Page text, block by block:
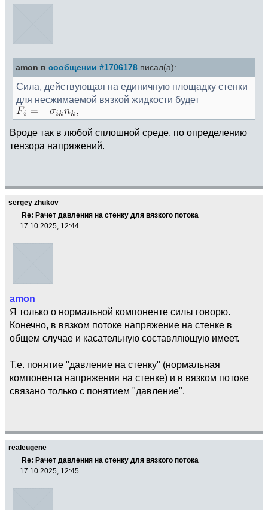
amon в сообщении #1706178 писал(а):
Сила, действующая на единичную площадку стенки
для несжимаемой вязкой жидкости будет
Вроде так в любой сплошной среде, по определению
тензора напряжений.
sergey zhukov
Re: Рачет давления на стенку для вязкого потока
17.10.2025, 12:44
amon
Я только о нормальной компоненте силы говорю.
Конечно, в вязком потоке напряжение на стенке в
общем случае и касательную составляющую имеет.
Т.е. понятие "давление на стенку" (нормальная
компонента напряжения на стенке) и в вязком потоке
связано только с понятием "давление".
realeugene
Re: Рачет давления на стенку для вязкого потока
17.10.2025, 12:45